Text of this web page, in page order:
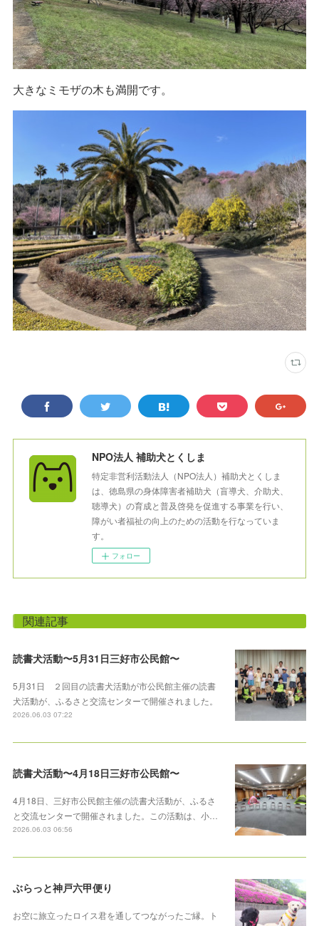
大きなミモザの木も満開です。
NPO法人 補助犬とくしま
特定非営利活動法人（NPO法人）補助犬とくしま
は、徳島県の身体障害者補助犬（盲導犬、介助犬、
聴導犬）の育成と普及啓発を促進する事業を行い、
障がい者福祉の向上のための活動を行なっていま
す。
フォロー
関連記事
読書犬活動〜5月31日三好市公民館〜
5月31日 ２回目の読書犬活動が市公民館主催の読書
犬活動が、ふるさと交流センターで開催されました。
2026.06.03 07:22
読書犬活動〜4月18日三好市公民館〜
4月18日、三好市公民館主催の読書犬活動が、ふるさ
と交流センターで開催されました。この活動は、小…
2026.06.03 06:56
ぶらっと神戸六甲便り
お空に旅立ったロイス君を通してつながったご縁。ト